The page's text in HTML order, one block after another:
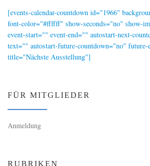
[events-calendar-countdown id="1966"
font-color="#ffffff" show-seconds="no" show-
event-start="" event-end="" autostart-next-
text="" autostart-future-countdown="no"
title="Nächste Ausstellung"]
FÜR MITGLIEDER
Anmeldung
RUBRIKEN